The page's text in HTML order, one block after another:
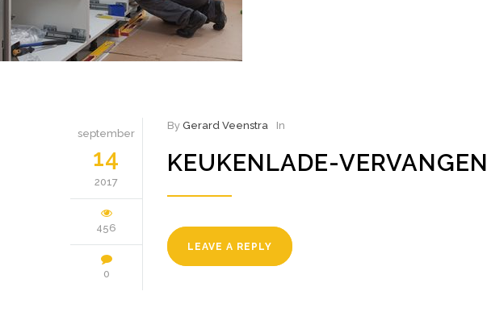
september
14
2017
456
0
By Gerard Veenstra In
KEUKENLADE-VERVANGEN
LEAVE A REPLY